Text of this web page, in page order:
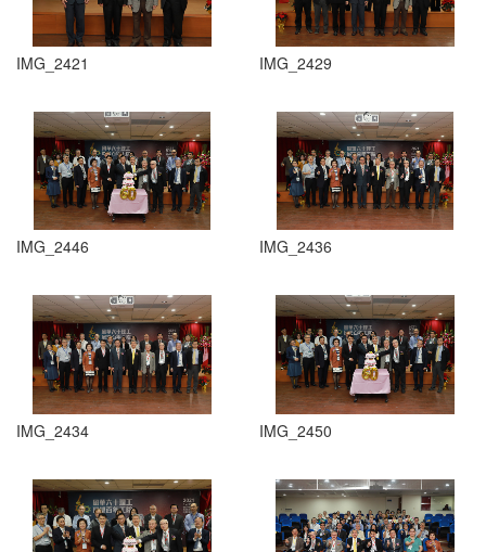
IMG_2421 IMG_2429
IMG_2446 IMG_2436
IMG_2434 IMG_2450